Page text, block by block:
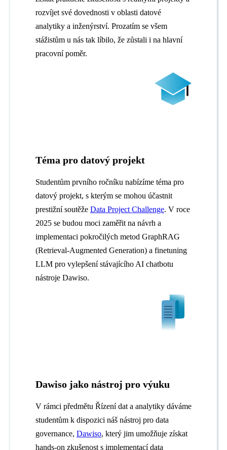
rozvíjet své dovednosti v oblasti datové
analytiky a inženýrství. Prozatím se všem
stážistům u nás tak líbilo, že zůstali i na hlavní
pracovní poměr.
Téma pro datový projekt
Studentům prvního ročníku nabízíme téma pro
datový projekt, s kterým se mohou účastnit
prestižní soutěže Data Project Challenge. V roce
2025 se budou moci zaměřit na návrh a
implementaci pokročilých metod GraphRAG
(Retrieval-Augmented Generation) a finetuning
LLM pro vylepšení stávajícího AI chatbotu
nástroje Dawiso.
Dawiso jako nástroj pro výuku
V rámci předmětu Řízení dat a analytiky dáváme
studentům k dispozici náš nástroj pro data
governance, Dawiso, který jim umožňuje získat
hands-on zkušenost s implementací data